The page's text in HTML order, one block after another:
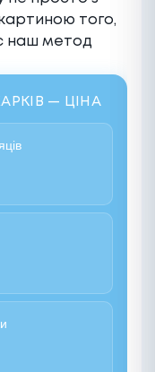
того,
є наш метод
— ЦІНА